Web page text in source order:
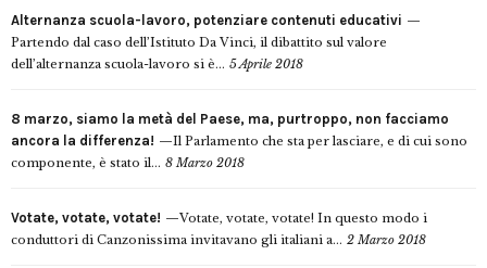
Alternanza scuola-lavoro, potenziare contenuti educativi
Partendo dal caso dell’Istituto Da Vinci, il dibattito sul valore
dell’alternanza scuola-lavoro si è... 5 Aprile 2018
8 marzo, siamo la metà del Paese, ma, purtroppo, non facciamo
ancora la differenza!
Il Parlamento che sta per lasciare, e di cui sono
componente, è stato il... 8 Marzo 2018
Votate, votate, votate!
Votate, votate, votate! In questo modo i
conduttori di Canzonissima invitavano gli italiani a... 2 Marzo 2018